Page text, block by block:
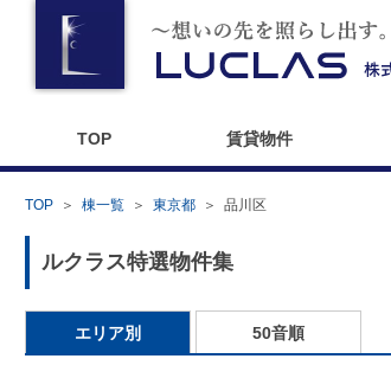
TOP 賃貸物件
TOP ＞ 棟一覧 ＞ 東京都 ＞ 品川区
ルクラス特選物件集
エリア別 50音順